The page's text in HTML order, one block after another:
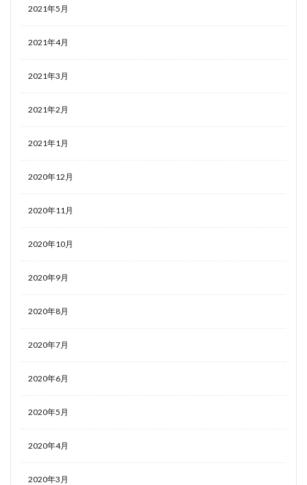
2021年5月
2021年4月
2021年3月
2021年2月
2021年1月
2020年12月
2020年11月
2020年10月
2020年9月
2020年8月
2020年7月
2020年6月
2020年5月
2020年4月
2020年3月